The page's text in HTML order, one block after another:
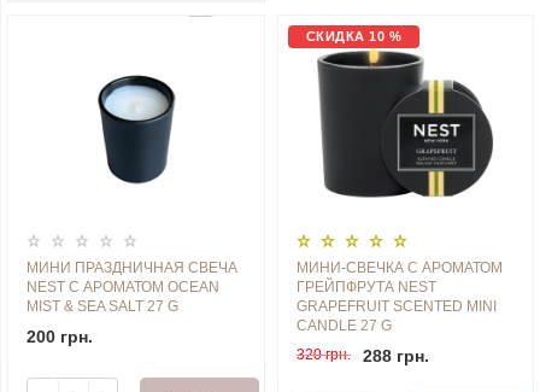
МИНИ ПРАЗДНИЧНАЯ СВЕЧА
NEST С АРОМАТОМ OCEAN
MIST & SEA SALT 27 G
200 грн.
СКИДКА 10 %
МИНИ-СВЕЧКА С АРОМАТОМ
ГРЕЙПФРУТА NEST
GRAPEFRUIT SCENTED MINI
CANDLE 27 G
320 грн.
288 грн.